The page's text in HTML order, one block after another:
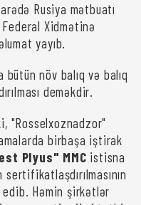
Rusiya mətbuatı
Xidmətinə
yayıb.
növ balıq və balıq
deməkdir.
"Rosselxoznadzor"
birbaşa iştirak
Plyus" MMC istisna
sertifikatlaşdırılmasının
edib. Həmin şirkətlər